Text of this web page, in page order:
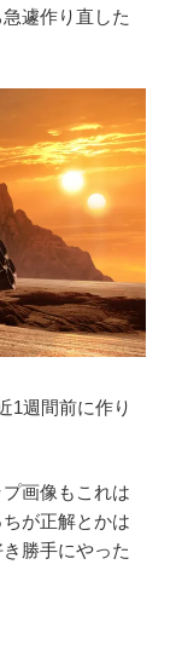
遽作り直した
1週間前に作り
画像もこれは
が正解とかは
勝手にやった